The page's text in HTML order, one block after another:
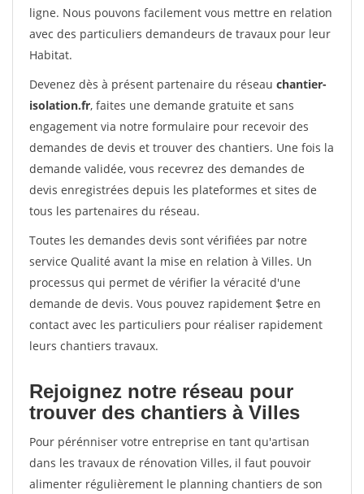
ligne. Nous pouvons facilement vous mettre en relation
avec des particuliers demandeurs de travaux pour leur
Habitat.
Devenez dès à présent partenaire du réseau chantier-
isolation.fr, faites une demande gratuite et sans
engagement via notre formulaire pour recevoir des
demandes de devis et trouver des chantiers. Une fois la
demande validée, vous recevrez des demandes de
devis enregistrées depuis les plateformes et sites de
tous les partenaires du réseau.
Toutes les demandes devis sont vérifiées par notre
service Qualité avant la mise en relation à Villes. Un
processus qui permet de vérifier la véracité d'une
demande de devis. Vous pouvez rapidement $etre en
contact avec les particuliers pour réaliser rapidement
leurs chantiers travaux.
Rejoignez notre réseau pour
trouver des chantiers à Villes
Pour pérénniser votre entreprise en tant qu'artisan
dans les travaux de rénovation Villes, il faut pouvoir
alimenter régulièrement le planning chantiers de son